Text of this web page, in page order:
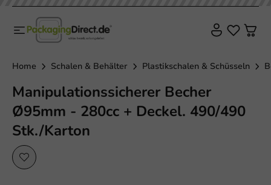
Home Schalen & Behälter Plastikschalen & Schüsseln
Manipulationssicherer Becher
Ø95mm - 280cc + Deckel. 490/490
Stk./Karton